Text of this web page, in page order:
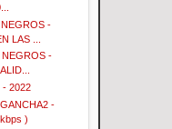
-
LAS ...
NEGROS -
- 2022
-
)